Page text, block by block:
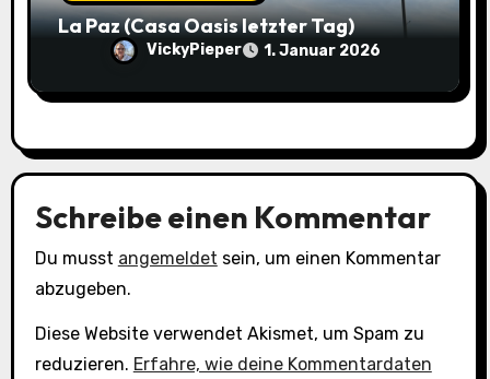
La Paz (Casa Oasis letzter Tag)
VickyPieper 1. Januar 2026
Schreibe einen Kommentar
Du musst angemeldet sein, um einen Kommentar
abzugeben.
Diese Website verwendet Akismet, um Spam zu
reduzieren. Erfahre, wie deine Kommentardaten